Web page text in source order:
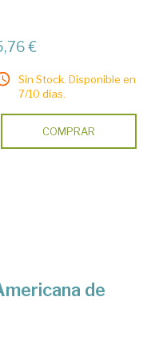
€
Sin Stock. Disponible en
7/10 días.
COMPRAR
de